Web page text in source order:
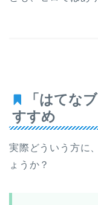
「はてな
すすめ
実際どういう方に
ょうか？